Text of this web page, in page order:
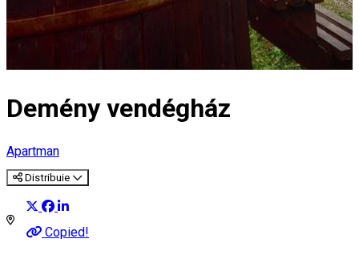
Demény vendégház
Apartman
Distribuie
Copied!